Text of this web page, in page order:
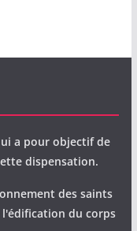
a pour objectif de
dispensation.
des saints
du corps